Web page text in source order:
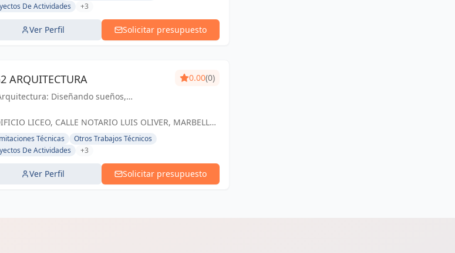
De Actividades
+3
Ver Perfil Solicitar presupuesto
ARQUITECTURA
Diseñando sueños,
arquitectura que trasciende.
0.00(0)
LICEO, CALLE NOTARIO LUIS OLIVER, MARBELLA,
España
Técnicas
Otros Trabajos Técnicos
De Actividades
+3
Ver Perfil Solicitar presupuesto